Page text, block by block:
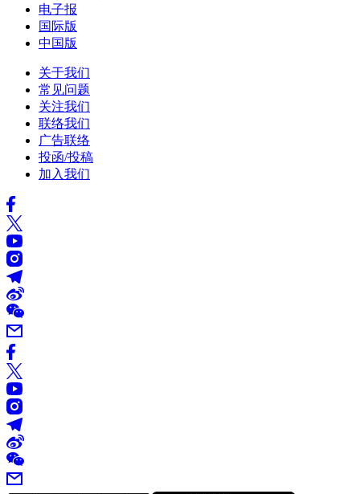
电子报
国际版
中国版
关于我们
常见问题
关注我们
联络我们
广告联络
投函/投稿
加入我们